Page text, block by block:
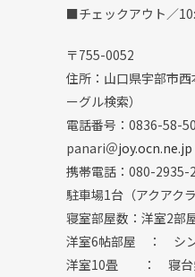
■チェックアウト／
〒755-0052
住所：山口県宇部市西
ーグル検索）
電話番号： 0836-58-
panari＠joy.ocn.ne.jp
携帯電話： 080-2935-
駐車場1台（アクアク
寝室部屋数：洋室2部
洋室6帖部屋 ： シン
洋室10畳 ： 寝台